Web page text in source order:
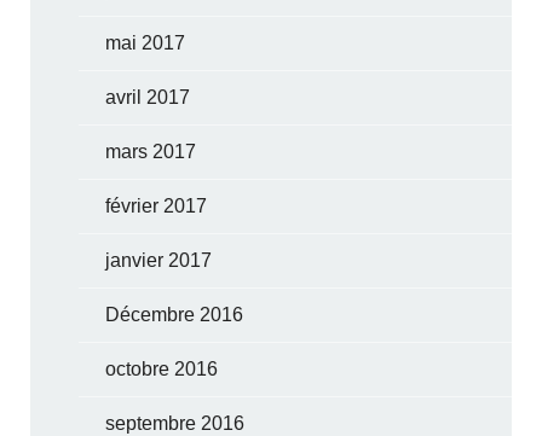
mai 2017
avril 2017
mars 2017
février 2017
janvier 2017
Décembre 2016
octobre 2016
septembre 2016